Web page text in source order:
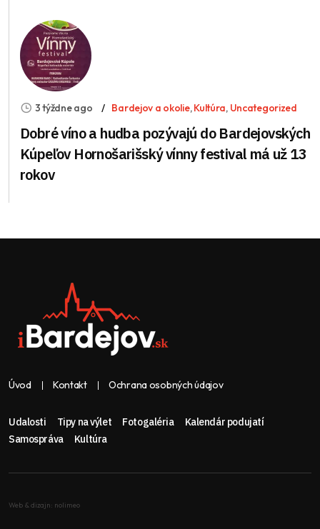
3 týždne ago Bardejov a okolie,Kultúra, Uncategorized
Dobré víno a hudba pozývajú do Bardejovských
Kúpeľov Hornošarišský vínny festival má už 13
rokov
Úvod Kontakt Ochrana osobných údajov
Udalosti Tipy na výlet Fotogaléria
Kalendár podujatí
Samospráva
Kultúra
Web & dizajn: nolimeo